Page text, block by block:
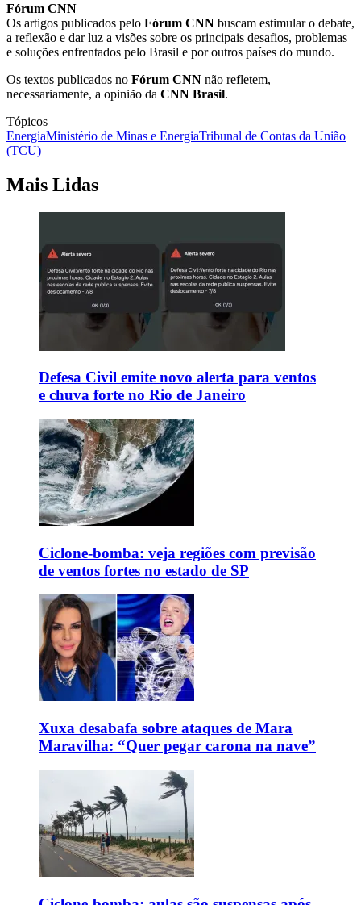
Fórum CNN
Os artigos publicados pelo Fórum CNN buscam estimular o debate,
a reflexão e dar luz a visões sobre os principais desafios, problemas
e soluções enfrentados pelo Brasil e por outros países do mundo.
Os textos publicados no Fórum CNN não refletem,
necessariamente, a opinião da CNN Brasil.
Tópicos
EnergiaMinistério de Minas e EnergiaTribunal de Contas da União
(TCU)
Mais Lidas
Defesa Civil emite novo alerta para ventos
e chuva forte no Rio de Janeiro
Ciclone-bomba: veja regiões com previsão
de ventos fortes no estado de SP
Xuxa desabafa sobre ataques de Mara
Maravilha: “Quer pegar carona na nave”